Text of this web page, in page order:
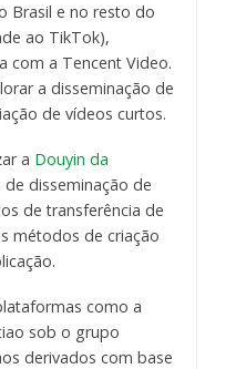
Brasil e no resto do
ao TikTok),
com a Tencent Video.
a disseminação de
de vídeos curtos.
a Douyin da
disseminação de
de transferência de
métodos de criação
como a
sob o grupo
derivados com base